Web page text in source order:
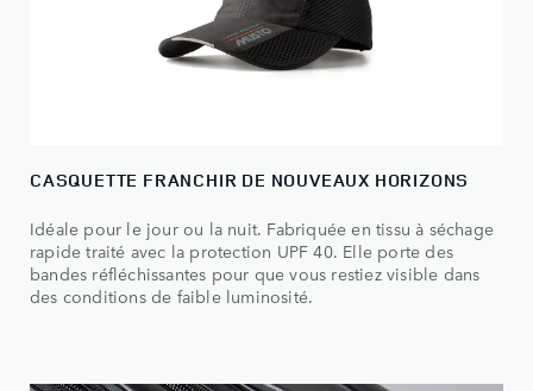
CASQUETTE FRANCHIR DE NOUVEAUX HORIZONS
Idéale pour le jour ou la nuit. Fabriquée en tissu à séchage
rapide traité avec la protection UPF 40. Elle porte des
bandes réfléchissantes pour que vous restiez visible dans
des conditions de faible luminosité.